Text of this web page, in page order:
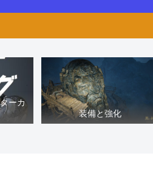
ーカ
装備と強化